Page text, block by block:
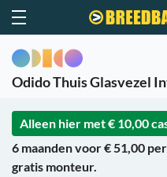
Odido Thuis Glasvezel
Alleen hier met€ 10,00
6 maanden voor € 51,00
gratis monteur.